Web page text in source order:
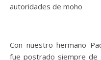
autoridades de moho
Con nuestro hermano
fue postrado siempre de